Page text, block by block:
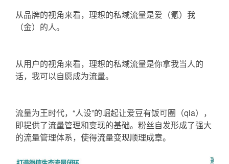
从品牌的视角来看，理想的私域流量是爱（氪）我
（金）的人。
从用户的视角来看，理想的私域流量是你拿我当人的
话，我可以自愿成为流量。
流量为王时代，“人设”的崛起让爱豆有饭可圈（qia），
即提供了流量管理和变现的基础。粉丝自发形成了强大
的流量管理体系，使得流量变现顺理成章。